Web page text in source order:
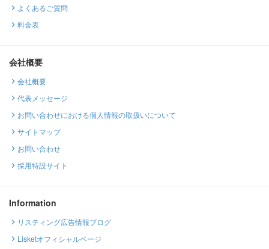
よくあるご質問
料金表
会社概要
会社概要
代表メッセージ
お問い合わせにおける個人情報の取扱いについて
サイトマップ
お問い合わせ
採用特設サイト
Information
リスティング広告情報ブログ
Lisketオフィシャルページ